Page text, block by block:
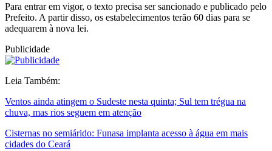
Para entrar em vigor, o texto precisa ser sancionado e publicado pelo
Prefeito. A partir disso, os estabelecimentos terão 60 dias para se
adequarem à nova lei.
Publicidade
Leia Também:
Ventos ainda atingem o Sudeste nesta quinta; Sul tem trégua na
chuva, mas rios seguem em atenção
Cisternas no semiárido: Funasa implanta acesso à água em mais
cidades do Ceará